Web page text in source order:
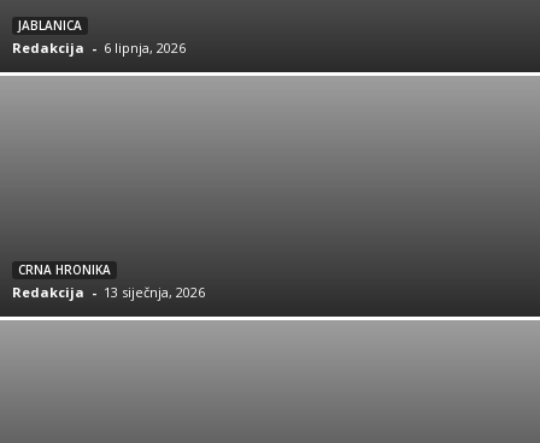
JABLANICA
Redakcija - 6 lipnja, 2026
CRNA HRONIKA
Redakcija - 13 siječnja, 2026